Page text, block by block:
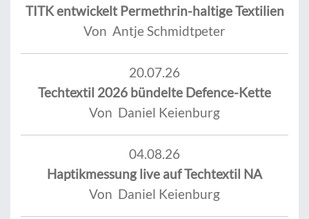
TITK entwickelt Permethrin-haltige Textilien
Von Antje Schmidtpeter
20.07.26
Techtextil 2026 bündelte Defence-Kette
Von Daniel Keienburg
04.08.26
Haptikmessung live auf Techtextil NA
Von Daniel Keienburg